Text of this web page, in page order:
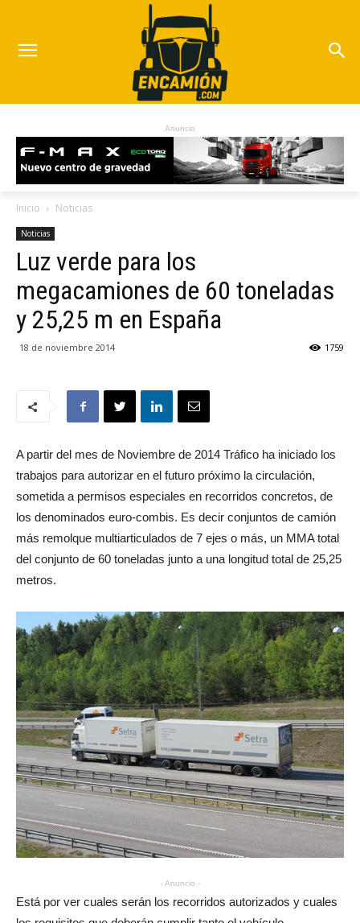
Anuncio
Inicio Noticias
Noticias
Luz verde para los
megacamiones de 60 toneladas
y 25,25 m en España
18 de noviembre 2014 1759
A partir del mes de Noviembre de 2014 Tráfico ha iniciado los
trabajos para autorizar en el futuro próximo la circulación,
sometida a permisos especiales en recorridos concretos, de
los denominados euro-combis. Es decir conjuntos de camión
más remolque multiarticulados de 7 ejes o más, un MMA total
del conjunto de 60 toneladas junto a una longitud total de 25,25
metros.
- Anuncio -
Está por ver cuales serán los recorridos autorizados y cuales